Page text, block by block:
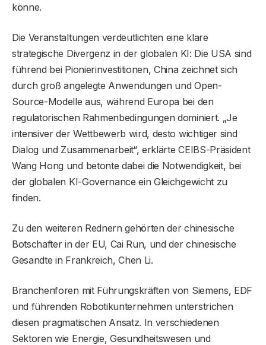
könne.
Die Veranstaltungen verdeutlichten eine klare
strategische Divergenz in der globalen KI: Die USA sind
führend bei Pionierinvestitionen, China zeichnet sich
durch groß angelegte Anwendungen und Open-
Source-Modelle aus, während Europa bei den
regulatorischen Rahmenbedingungen dominiert. „Je
intensiver der Wettbewerb wird, desto wichtiger sind
Dialog und Zusammenarbeit“, erklärte CEIBS-Präsident
Wang Hong und betonte dabei die Notwendigkeit, bei
der globalen KI-Governance ein Gleichgewicht zu
finden.
Zu den weiteren Rednern gehörten der chinesische
Botschafter in der EU, Cai Run, und der chinesische
Gesandte in Frankreich, Chen Li.
Branchenforen mit Führungskräften von Siemens, EDF
und führenden Robotikunternehmen unterstrichen
diesen pragmatischen Ansatz. In verschiedenen
Sektoren wie Energie, Gesundheitswesen und